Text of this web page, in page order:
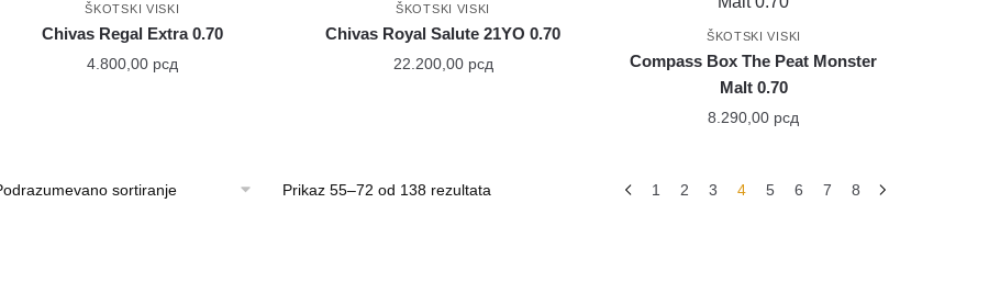
ŠKOTSKI VISKI
Chivas Regal Extra 0.70
4.800,00 рсд
ŠKOTSKI VISKI
Chivas Royal Salute 21YO 0.70
22.200,00 рсд
ŠKOTSKI VISKI
Compass Box The Peat Monster
Malt 0.70
8.290,00 рсд
Prikaz 55–72 od 138 rezultata 1 2 3 4 5 6 7 8